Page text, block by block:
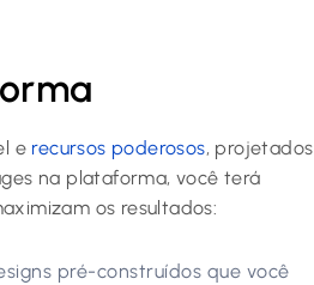
e recursos poderosos, projetados
na plataforma, você terá
os resultados:
pré-construídos que você